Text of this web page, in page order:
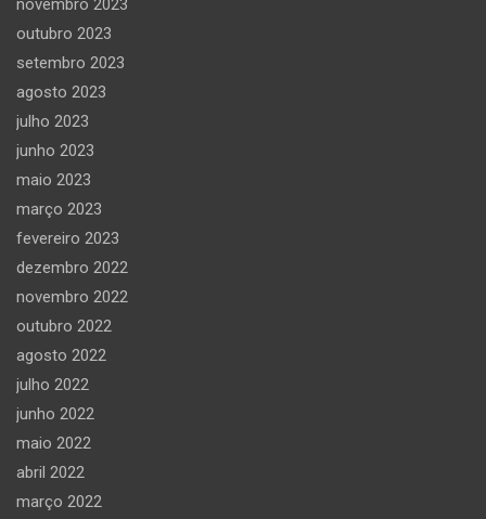
novembro 2023
outubro 2023
setembro 2023
agosto 2023
julho 2023
junho 2023
maio 2023
março 2023
fevereiro 2023
dezembro 2022
novembro 2022
outubro 2022
agosto 2022
julho 2022
junho 2022
maio 2022
abril 2022
março 2022